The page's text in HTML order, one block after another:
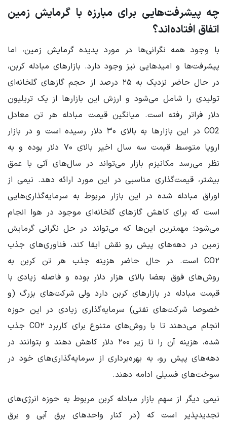
چه پیشرفت‌هایی برای مبارزه با گرمایش زمین
اتفاق افتاده‌اند؟
با وجود همه نگرانی‌ها در مورد پدیده گرمایش زمین، اما
پیشرفت‌ها و امیدهایی نیز وجود دارد. بازارهای مبادله کربن،
در حال حاضر نزدیک به ۲۵ درصد از حجم گازهای گلخانه‌ای
تولیدی را شامل می‌شود و ارزش این بازارها از یک تریلیون
دلار فراتر رفته است. میانگین قیمت مبادله هر تن معادل
CO2
در این بازارها به بالای ۳۰ دلار رسیده است و در بازار
اروپا متوسط قیمت سه سال اخیر بالای ۷۰ دلار بوده و به
نظر می‌رسد مکانیزم بازار می‌تواند در سال‌های آتی با عمق
بیشتر، قیمت‌گذاری مناسبی در این مورد ارائه دهد. نیمی از
اوراق مبادله شده در این بازار مربوط به سرمایه‌گذاری‌هایی
است که برای کاهش گازهای گلخانه‌ای موجود در هوا انجام
می‌شود؛ مهمترین این‌ها که می‌تواند در حل نگرانی گرمایش
زمین در دهه‌های پیش رو نقش ایفا کند، فناوری‌های جذب
CO۲ است. در حال حاضر هزینه جذب هر تن کربن به
روش‌های فوق بعضا بالای هزار دلار بوده و فاصله زیادی با
قیمت مبادله در بازارهای کربن دارد ولی شرکت‌های بزرگ (و
خصوصا شرکت‌های نفتی) سرمایه‌گذاری زیادی در این حوزه
انجام می‌دهند تا با روش‌های متنوع برای کاربرد CO۲ جذب
شده، هزینه آن را تا زیر ۲۰۰ دلار کاهش دهند و بتوانند در
دهه‌های پیش رو، به بهره‌برداری از سرمایه‌گذاری‌های خود در
سوخت‌های فسیلی ادامه دهند.
نیمی دیگر از سهم بازار مبادله کربن مربوط به حوزه انرژی‌های
تجدیدپذیر است که (در کنار واحدهای برق آبی و برق